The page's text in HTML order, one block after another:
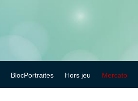
BlocPortraites Hors jeu Mercato